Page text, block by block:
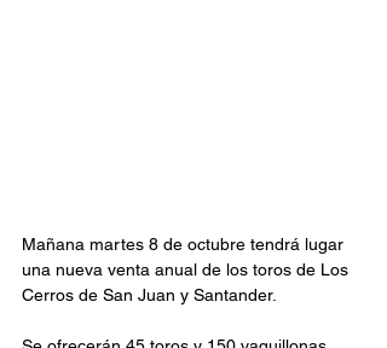
Mañana martes 8 de octubre tendrá lugar
una nueva venta anual de los toros de Los
Cerros de San Juan y Santander.